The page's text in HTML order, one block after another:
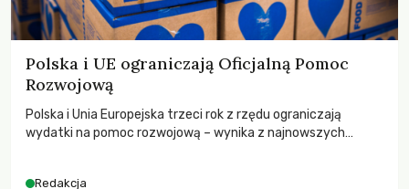
Polska i UE ograniczają Oficjalną Pomoc
Rozwojową
Polska i Unia Europejska trzeci rok z rzędu ograniczają
wydatki na pomoc rozwojową – wynika z najnowszych
Redakcja